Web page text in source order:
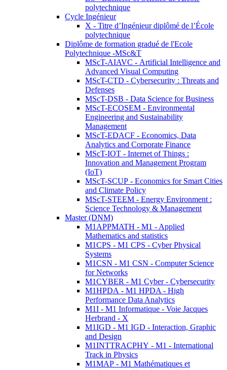
polytechnique
Cycle Ingénieur
X - Titre d’Ingénieur diplômé de l’École
polytechnique
Diplôme de formation gradué de l'Ecole
Polytechnique -MSc&T
MScT-AIAVC - Artificial Intelligence and
Advanced Visual Computing
MScT-CTD - Cybersecurity : Threats and
Defenses
MScT-DSB - Data Science for Business
MScT-ECOSEM - Environmental
Engineering and Sustainability
Management
MScT-EDACF - Economics, Data
Analytics and Corporate Finance
MScT-IOT - Internet of Things :
Innovation and Management Program
(IoT)
MScT-SCUP - Economics for Smart Cities
and Climate Policy
MScT-STEEM - Energy Environment :
Science Technology & Management
Master (DNM)
M1APPMATH - M1 - Applied
Mathematics and statistics
M1CPS - M1 CPS - Cyber Physical
Systems
M1CSN - M1 CSN - Computer Science
for Networks
M1CYBER - M1 Cyber - Cybersecurity
M1HPDA - M1 HPDA - High
Performance Data Analytics
M1I - M1 Informatique - Voie Jacques
Herbrand - X
M1IGD - M1 IGD - Interaction, Graphic
and Design
M1INTTRACPHY - M1 - International
Track in Physics
M1MAP - M1 Mathématiques et